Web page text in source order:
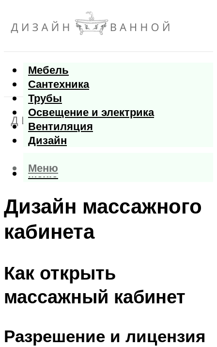
Мебель
Сантехника
Трубы
Освещение и электрика
Вентиляция
Дизайн
Меню
Меню
Дизайн массажного
кабинета
Как открыть
массажный кабинет
Разрешение и лицензия